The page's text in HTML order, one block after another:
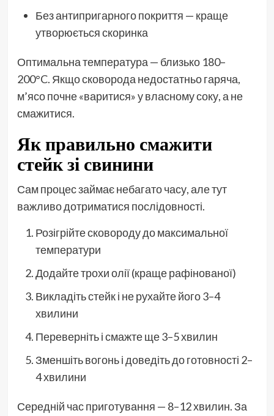
Без антипригарного покриття — краще
утворюється скоринка
Оптимальна температура — близько 180–
200°C. Якщо сковорода недостатньо гаряча,
м’ясо почне «варитися» у власному соку, а не
смажитися.
Як правильно смажити
стейк зі свинини
Сам процес займає небагато часу, але тут
важливо дотриматися послідовності.
Розігрійте сковороду до максимальної
температури
Додайте трохи олії (краще рафінованої)
Викладіть стейк і не рухайте його 3–4
хвилини
Переверніть і смажте ще 3–5 хвилин
Зменшіть вогонь і доведіть до готовності 2–
4 хвилини
Середній час приготування — 8–12 хвилин. За